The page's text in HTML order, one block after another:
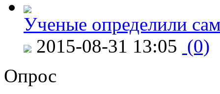
Ученые определили
2015-08-31 13:05 (0)
Опрос